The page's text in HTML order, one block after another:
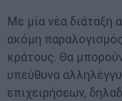
Με μία νέα διάταξη
ακόμη
κράτους. Θα
υπεύθυνα
επιχειρήσεων,